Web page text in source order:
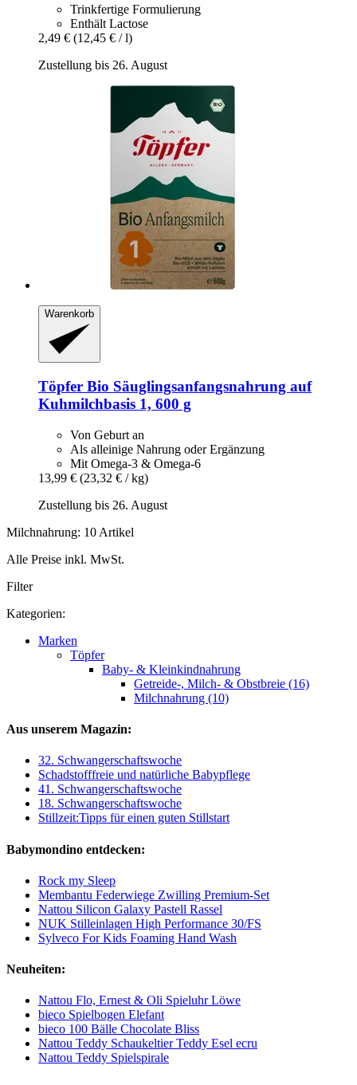
Trinkfertige Formulierung
Enthält Lactose
2,49 € (12,45 € / l)
Zustellung bis 26. August
Warenkorb
Töpfer Bio Säuglingsanfangsnahrung auf
Kuhmilchbasis 1, 600 g
Von Geburt an
Als alleinige Nahrung oder Ergänzung
Mit Omega-3 & Omega-6
13,99 € (23,32 € / kg)
Zustellung bis 26. August
Milchnahrung: 10 Artikel
Alle Preise inkl. MwSt.
Filter
Kategorien:
Marken
Töpfer
Baby- & Kleinkindnahrung
Getreide-, Milch- & Obstbreie (16)
Milchnahrung (10)
Aus unserem Magazin:
32. Schwangerschaftswoche
Schadstofffreie und natürliche Babypflege
41. Schwangerschaftswoche
18. Schwangerschaftswoche
Stillzeit:Tipps für einen guten Stillstart
Babymondino entdecken:
Rock my Sleep
Membantu Federwiege Zwilling Premium-Set
Nattou Silicon Galaxy Pastell Rassel
NUK Stilleinlagen High Performance 30/FS
Sylveco For Kids Foaming Hand Wash
Neuheiten:
Nattou Flo, Ernest & Oli Spieluhr Löwe
bieco Spielbogen Elefant
bieco 100 Bälle Chocolate Bliss
Nattou Teddy Schaukeltier Teddy Esel ecru
Nattou Teddy Spielspirale